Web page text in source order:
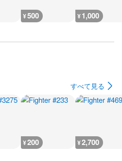
¥500 ¥1,000
すべて見る
¥200 ¥2,700